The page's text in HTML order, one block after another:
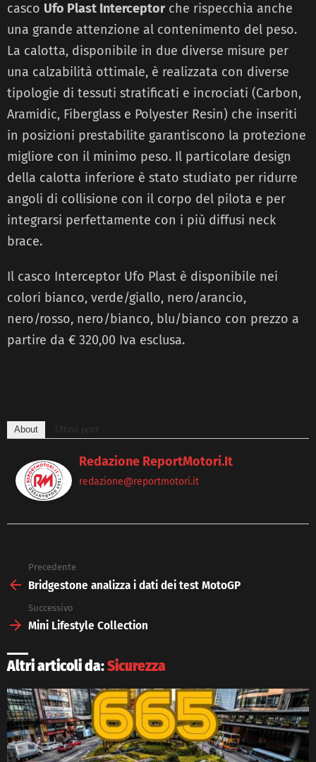
casco Ufo Plast Interceptorche rispecchia anche
una grande attenzione al contenimento del peso.
La calotta, disponibile in due diverse misure per
una calzabilità ottimale, è realizzata con diverse
tipologie di tessuti stratificati e incrociati (Carbon,
Aramidic, Fiberglass e Polyester Resin) che inseriti
in posizioni prestabilite garantiscono la protezione
migliore con il minimo peso. Il particolare design
della calotta inferiore è stato studiato per ridurre
angoli di collisione con il corpo del pilota e per
integrarsi perfettamente con i più diffusi neck
brace.
Il casco Interceptor Ufo Plast è disponibile nei
colori bianco, verde/giallo, nero/arancio,
nero/rosso, nero/bianco, blu/bianco con prezzo a
partire da € 320,00 Iva esclusa.
About Ultimi post
Redazione ReportMotori.it
redazione@reportmotori.it
more
Precedente
Bridgestone analizza i dati dei test MotoGP
Successivo
Mini Lifestyle Collection
Altri articoli da:Sicurezza